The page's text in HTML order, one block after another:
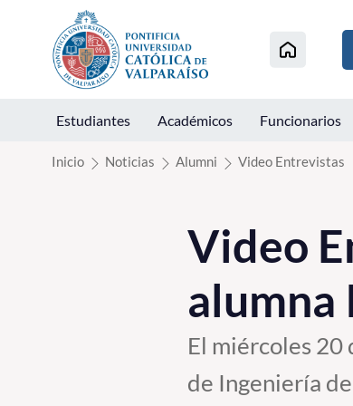
Click acá para ir directamente al contenido
Estudiantes Académicos Funcionarios
Inicio Noticias Alumni Video Entrevistas
Video
alumna
El miércoles 20
de Ingeniería